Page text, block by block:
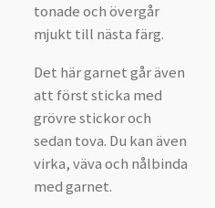
tonade och övergår
mjukt till nästa färg.
Det här garnet går även
att först sticka med
grövre stickor och
sedan tova. Du kan även
virka, väva och nålbinda
med garnet.